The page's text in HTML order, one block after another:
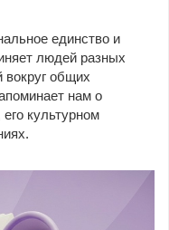
единство и
людей разных
вокруг общих
нам о
культурном